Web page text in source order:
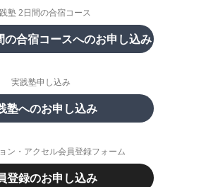
塾 2日間の合宿コース
の合宿コースへのお申し込み
実践塾申し込み
塾へのお申し込み
ン・アクセル会員登録フォーム
登録のお申し込み